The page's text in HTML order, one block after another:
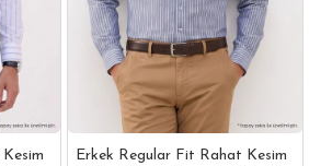
Erkek Regular Fit Rahat Kesim